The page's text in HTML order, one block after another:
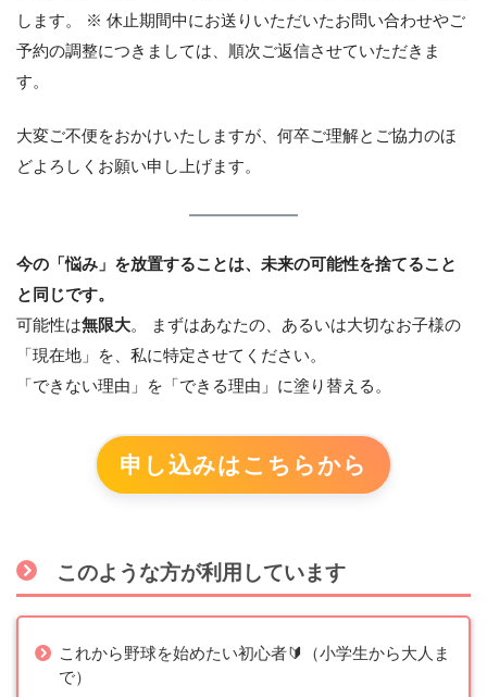
します。 ※ 休止期間中にお送りいただいたお問い合わせやご
予約の調整につきましては、順次ご返信させていただきま
す。
大変ご不便をおかけいたしますが、何卒ご理解とご協力のほ
どよろしくお願い申し上げます。
今の「悩み」を放置することは、未来の可能性を捨てること
と同じです。
可能性は無限大。 まずはあなたの、あるいは大切なお子様の
「現在地」を、私に特定させてください。
「できない理由」を「できる理由」に塗り替える。
申し込みはこちらから
このような方が利用しています
これから野球を始めたい初心者🔰（小学生から大人ま
で）